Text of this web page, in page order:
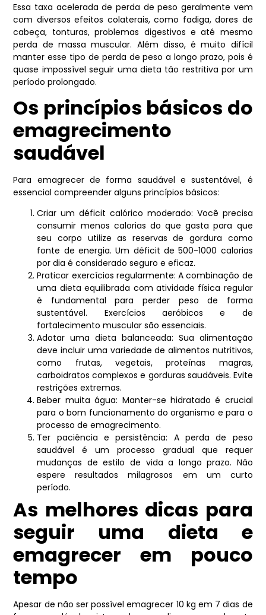
Essa taxa acelerada de perda de peso geralmente vem
com diversos efeitos colaterais, como fadiga, dores de
cabeça, tonturas, problemas digestivos e até mesmo
perda de massa muscular. Além disso, é muito difícil
manter esse tipo de perda de peso a longo prazo, pois é
quase impossível seguir uma dieta tão restritiva por um
período prolongado.
Os princípios básicos do
emagrecimento
saudável
Para emagrecer de forma saudável e sustentável, é
essencial compreender alguns princípios básicos:
Criar um déficit calórico moderado: Você precisa
consumir menos calorias do que gasta para que
seu corpo utilize as reservas de gordura como
fonte de energia. Um déficit de 500-1000 calorias
por dia é considerado seguro e eficaz.
Praticar exercícios regularmente: A combinação de
uma dieta equilibrada com atividade física regular
é fundamental para perder peso de forma
sustentável. Exercícios aeróbicos e de
fortalecimento muscular são essenciais.
Adotar uma dieta balanceada: Sua alimentação
deve incluir uma variedade de alimentos nutritivos,
como frutas, vegetais, proteínas magras,
carboidratos complexos e gorduras saudáveis. Evite
restrições extremas.
Beber muita água: Manter-se hidratado é crucial
para o bom funcionamento do organismo e para o
processo de emagrecimento.
Ter paciência e persistência: A perda de peso
saudável é um processo gradual que requer
mudanças de estilo de vida a longo prazo. Não
espere resultados milagrosos em um curto
período.
As melhores dicas para
seguir uma dieta e
emagrecer em pouco
tempo
Apesar de não ser possível emagrecer 10 kg em 7 dias de